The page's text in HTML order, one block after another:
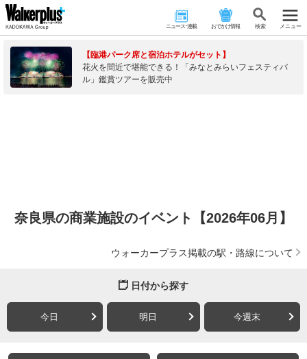
ニュース･連載 おでかけ情報 検 索 メニュー
【臨港パーク席と宿泊ホテルがセット】
花火を間近で堪能できる！「みなとみらいフェスティバ
ル」鑑賞ツアーを販売中
奈良県の商業施設のイベント【2026年06月】
ウォーカープラス掲載の駅・路線について
日付から探す
今日 明日 今週末